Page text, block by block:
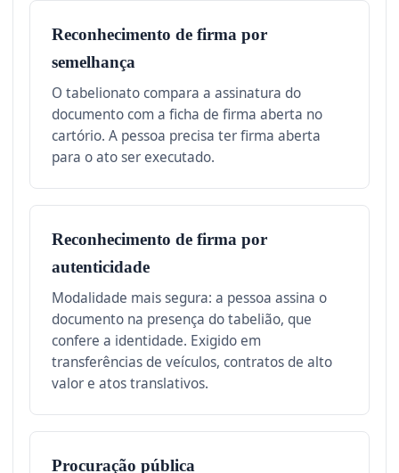
Reconhecimento de firma por
semelhança
O tabelionato compara a assinatura do
documento com a ficha de firma aberta no
cartório. A pessoa precisa ter firma aberta
para o ato ser executado.
Reconhecimento de firma por
autenticidade
Modalidade mais segura: a pessoa assina o
documento na presença do tabelião, que
confere a identidade. Exigido em
transferências de veículos, contratos de alto
valor e atos translativos.
Procuração pública